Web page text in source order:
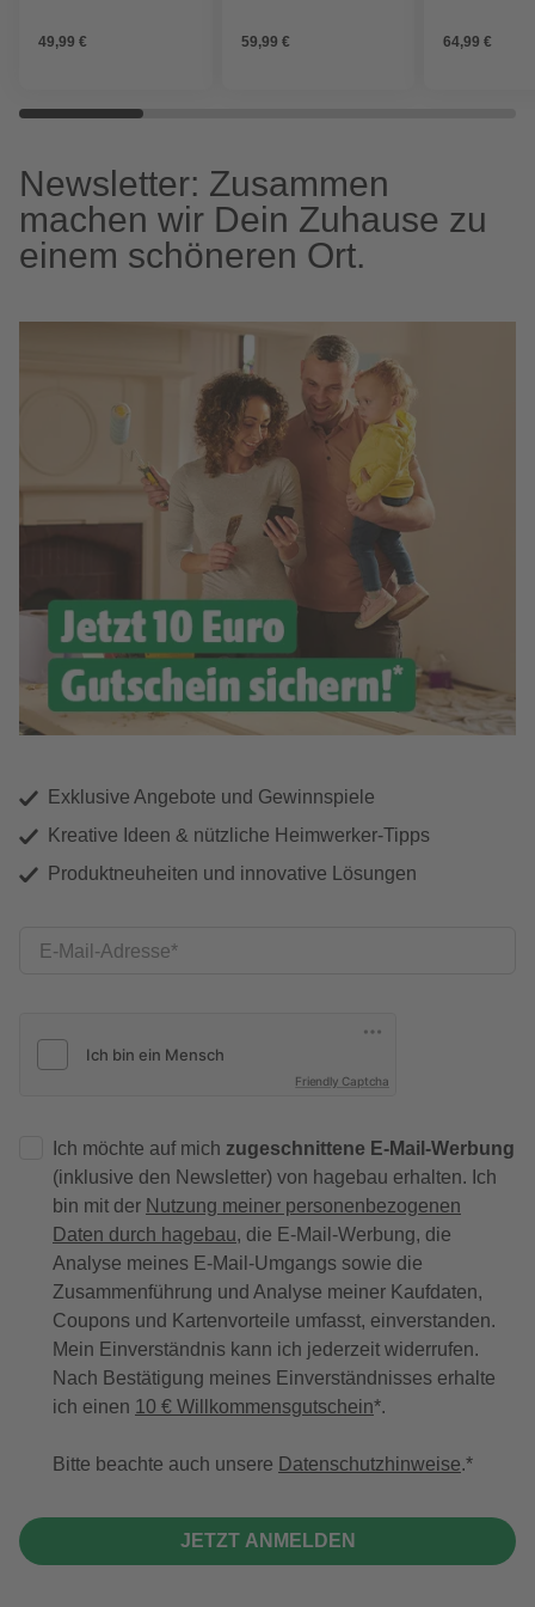
49,99 € 59,99 €
64,99 €
Newsletter: Zusammen
machen wir Dein Zuhause zu
einem schöneren Ort.
Exklusive Angebote und Gewinnspiele
Kreative Ideen & nützliche Heimwerker-Tipps
Produktneuheiten und innovative Lösungen
E-Mail-Adresse
Friendly Captcha
Ich möchte auf mich zugeschnittene E-Mail-Werbung
(inklusive den Newsletter) von hagebau erhalten. Ich
bin mit der Nutzung meiner personenbezogenen
Daten durch hagebau, die E-Mail-Werbung, die
Analyse meines E-Mail-Umgangs sowie die
Zusammenführung und Analyse meiner Kaufdaten,
Coupons und Kartenvorteile umfasst, einverstanden.
Mein Einverständnis kann ich jederzeit widerrufen.
Nach Bestätigung meines Einverständnisses erhalte
ich einen 10 € Willkommensgutschein*.
Bitte beachte auch unsere Datenschutzhinweise.
JETZT ANMELDEN